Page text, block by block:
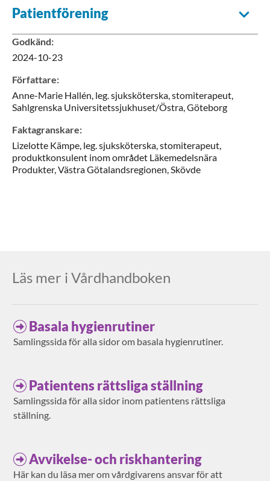
Patientförening
Godkänd:
2024-10-23
Författare:
Anne-Marie Hallén, leg. sjuksköterska, stomiterapeut,
Sahlgrenska Universitetssjukhuset/Östra,Göteborg
Faktagranskare:
Lizelotte Kämpe, leg. sjuksköterska, stomiterapeut,
produktkonsulent inom området Läkemedelsnära
Produkter,Västra Götalandsregionen,Skövde
Läs mer i Vårdhandboken
Basala hygienrutiner
Samlingssida för alla sidor om basala hygienrutiner.
Patientens rättsliga ställning
Samlingssida för alla sidor inom patientens rättsliga
ställning.
Avvikelse- och riskhantering
Här kan du läsa mer om vårdgivarens ansvar för att